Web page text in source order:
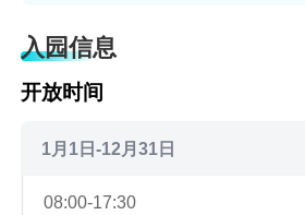
入园信息
开放时间
1月1日-12月31日
08:00-17:30